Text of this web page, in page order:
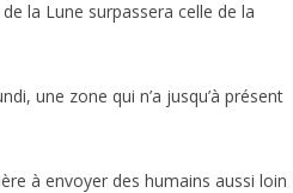
la Lune surpassera celle de la
une zone qui n’a jusqu’à présent
à envoyer des humains aussi loin